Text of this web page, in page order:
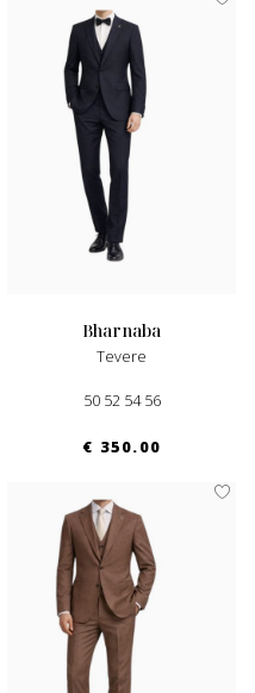
bharnaba
Tevere
50 52 54 56
€ 350.00